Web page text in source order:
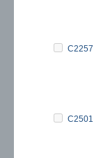
C2257
C2501